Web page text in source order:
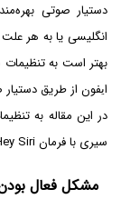
دستیار صوتی
انگلیسی یا به هر
بهتر است به
ايفون از طریق
سیری با فرمان Hey Siri می‌پردازیم.